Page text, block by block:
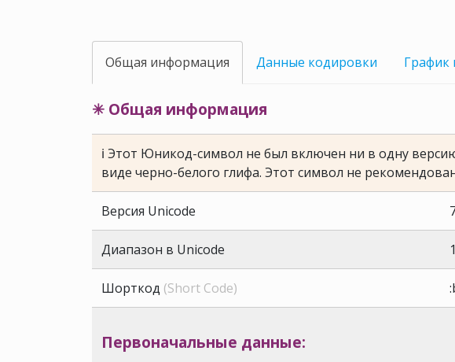
Общая информация Данные кодировки График
✳ Общая информация
ℹ Этот Юникод-символ не был включен ни в одну
виде черно-белого глифа. Этот символ не
Версия Unicode
Диапазон в Unicode
Шорткод (Short Code)
Первоначальные данные: